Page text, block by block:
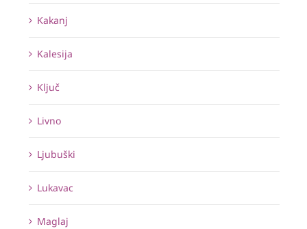
Kakanj
Kalesija
Ključ
Livno
Ljubuški
Lukavac
Maglaj